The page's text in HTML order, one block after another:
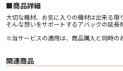
■︎商品詳細
大切な機材、お気に入りの機材は出来る限
そんな想いをサポートするアバックの延長
※当サービスの適用は、商品購入と同時の
関連商品